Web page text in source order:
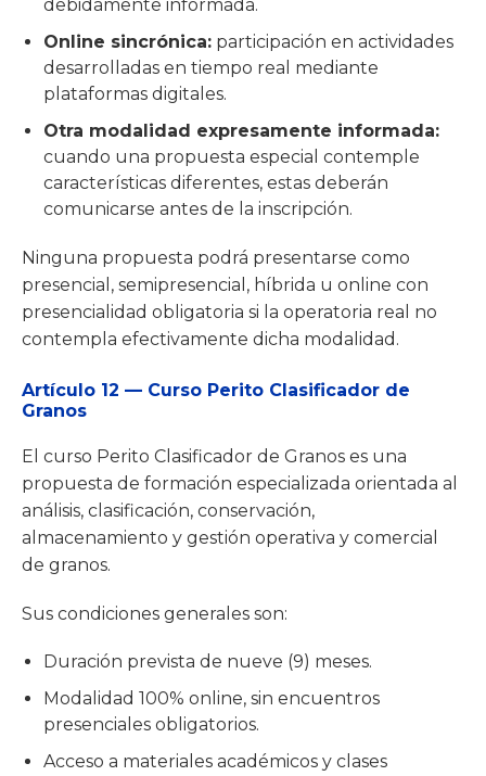
debidamente informada.
Online sincrónica: participación en actividades
desarrolladas en tiempo real mediante
plataformas digitales.
Otra modalidad expresamente informada:
cuando una propuesta especial contemple
características diferentes, estas deberán
comunicarse antes de la inscripción.
Ninguna propuesta podrá presentarse como
presencial, semipresencial, híbrida u online con
presencialidad obligatoria si la operatoria real no
contempla efectivamente dicha modalidad.
Artículo 12 — Curso Perito Clasificador de
Granos
El curso Perito Clasificador de Granos es una
propuesta de formación especializada orientada al
análisis, clasificación, conservación,
almacenamiento y gestión operativa y comercial
de granos.
Sus condiciones generales son:
Duración prevista de nueve (9) meses.
Modalidad 100% online, sin encuentros
presenciales obligatorios.
Acceso a materiales académicos y clases